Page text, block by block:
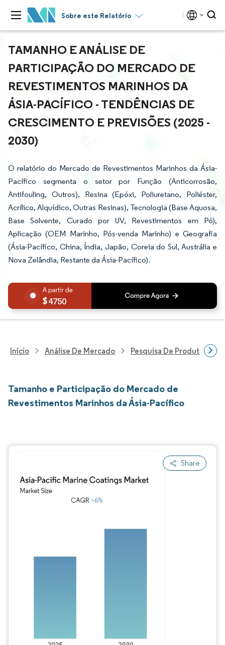
Sobre este Relatório
TAMANHO E ANÁLISE DE
PARTICIPAÇÃO DO MERCADO DE
REVESTIMENTOS MARINHOS DA
ÁSIA-PACÍFICO - TENDÊNCIAS DE
CRESCIMENTO E PREVISÕES (2025 -
2030)
O relatório do Mercado de Revestimentos Marinhos da Ásia-
Pacífico segmenta o setor por Função (Anticorrosão,
Antifouling, Outros), Resina (Epóxi, Poliuretano, Poliéster,
Acrílico, Alquídico, Outras Resinas), Tecnologia (Base Aquosa,
Base Solvente, Curado por UV, Revestimentos em Pó),
Aplicação (OEM Marinho, Pós-venda Marinho) e Geografia
(Ásia-Pacífico, China, Índia, Japão, Coreia do Sul, Austrália e
Nova Zelândia, Restante da Ásia-Pacífico).
4750
Início Análise De Mercado Pesquisa De Produtos
Tamanho e Participação do Mercado de
Revestimentos Marinhos da Ásia-Pacífico
Share